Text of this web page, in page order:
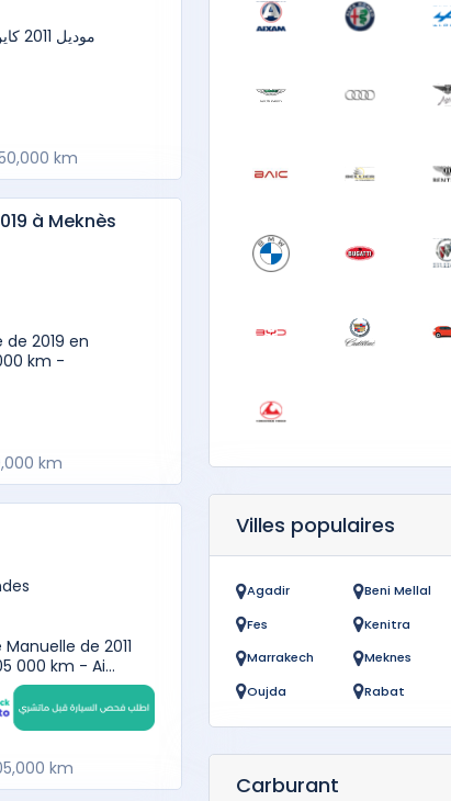
km
à Meknès
2019 en
km -
km
de 2011
000 km - Ai...
km
Villes populaires
Agadir Beni Mellal
Fes
Kenitra
Marrakech
Meknes
Oujda
Rabat
Carburant